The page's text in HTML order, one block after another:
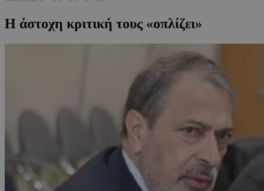
Η άστοχη κριτική τους «οπλίζει»